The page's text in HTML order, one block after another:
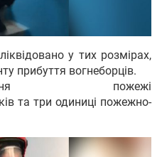
у тих розмірах,
прибуття вогнеборців.
пожежі
та три одиниці пожежно-